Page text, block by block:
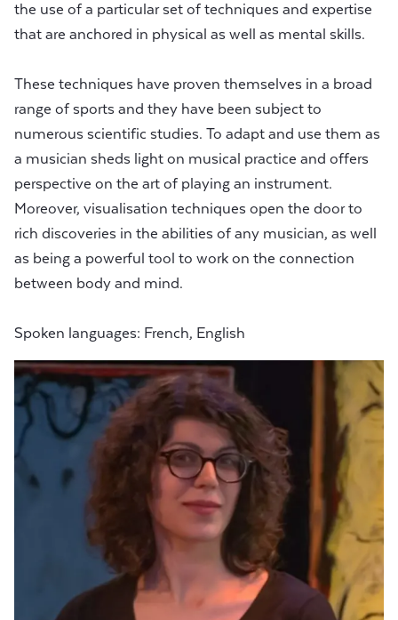
the use of a particular set of techniques and expertise
that are anchored in physical as well as mental skills.
These techniques have proven themselves in a broad
range of sports and they have been subject to
numerous scientific studies. To adapt and use them as
a musician sheds light on musical practice and offers
perspective on the art of playing an instrument.
Moreover, visualisation techniques open the door to
rich discoveries in the abilities of any musician, as well
as being a powerful tool to work on the connection
between body and mind.
Spoken languages: French, English